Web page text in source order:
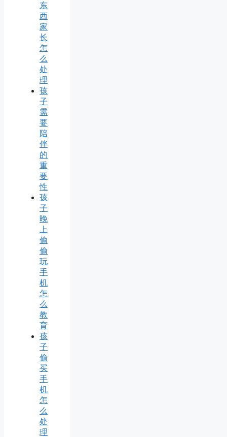
东
西
家
长
怎
么
处
理
孩
子
需
要
陪
伴
的
重
要
性
孩
子
晚
上
偷
偷
玩
手
机
怎
么
教
育
孩
子
偷
买
手
机
怎
么
处
理